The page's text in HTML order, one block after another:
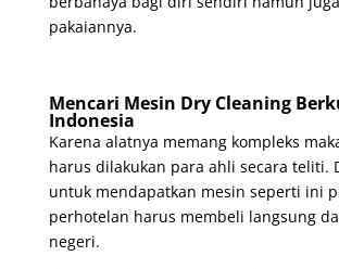
pakaiannya.
Mencari Mesin Dry Cleaning
Indonesia
Karena alatnya memang kompleks
harus dilakukan para ahli secara teliti.
untuk mendapatkan mesin seperti ini
perhotelan harus membeli langsung
negeri.